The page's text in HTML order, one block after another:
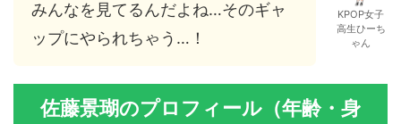
みんなを見てるんだよね…そのギャ
ップにやられちゃう…！
KPOP女子
高生ひーち
ゃん
佐藤景瑚のプロフィール（年齢・身